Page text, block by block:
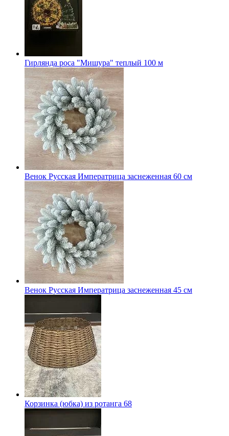
Гирлянда роса "Мишура" теплый 100 м
Венок Русская Императрица заснеженная 60 см
Венок Русская Императрица заснеженная 45 см
Корзинка (юбка) из ротанга 68